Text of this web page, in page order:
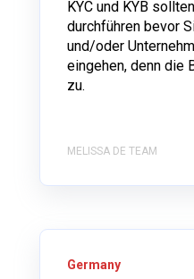
KYC und KYB
durchführen bevor
und/oder
eingehen, denn die
zu.
MELISSA DE TEAM
Germany